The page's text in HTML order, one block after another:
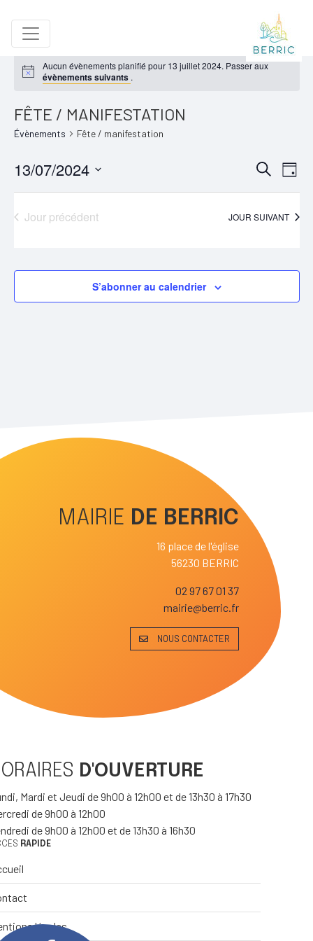
Aucun évènements planifié pour 13 juillet 2024. Passer aux
évènements suivants .
FÊTE / MANIFESTATION
Évènements Fête / manifestation
ET
VUES
Recherche
DE
Jour
13/07/2024
date.Jour précédent JOUR SUIVANT
S’abonner au calendrier
MAIRIE DE BERRIC
16 place de l'église
56230 BERRIC
02 97 67 01 37
mairie@berric.fr
NOUS CONTACTER
D'OUVERTURE
Mardi et Jeudi de 9h00 à 12h00 et de 13h30 à 17h30
de 9h00 à 12h00
de 9h00 à 12h00 et de 13h30 à 16h30
RAPIDE
légales